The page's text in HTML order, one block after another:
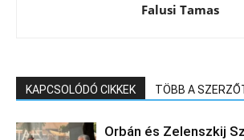
Falusi Tamas
KAPCSOLÓDÓ CIKKEK TÖBB A
Orbán és Zelenszkij